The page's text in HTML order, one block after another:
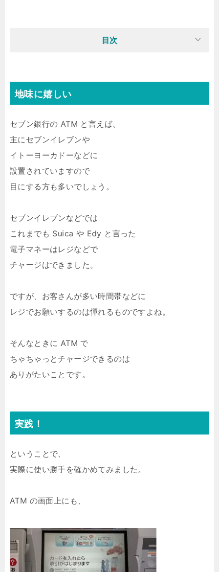
目次
地味に嬉しい
セブン銀行の ATM と言えば、
主にセブンイレブンや
イトーヨーカドーなどに
設置されていますので
目にする方も多いでしょう。
セブンイレブンなどでは
これまでも Suica や Edy と言った
電子マネーはレジなどで
チャージはできました。
ですが、お客さんが多い時間帯などに
レジでお願いするのは憚れるものですよね。
そんなときに ATM で
ちゃちゃっとチャージできるのは
ありがたいことです。
実践！
ということで、
実際に使い勝手を確かめてみました。
ATM の画面上にも、